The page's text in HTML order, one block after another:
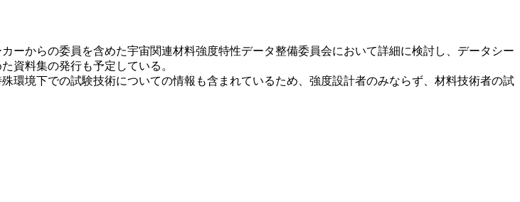
からの委員を含めた宇宙関連材料強度特性データ整備委員会において詳細に検討し、データシー
資料集の発行も予定している。
境下での試験技術についての情報も含まれているため、強度設計者のみならず、材料技術者の試